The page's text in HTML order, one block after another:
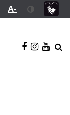
A-